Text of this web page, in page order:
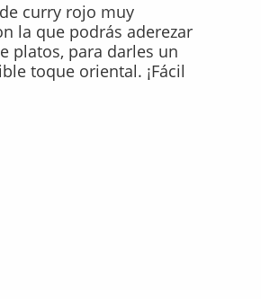
curry rojo muy
la que podrás aderezar
platos, para darles un
toque oriental. ¡Fácil